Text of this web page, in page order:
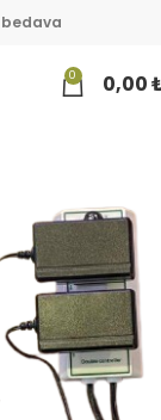
0 0,00